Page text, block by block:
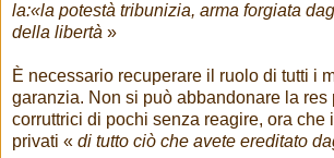
la:«la potestà tribunizia, arma forgiata
della libertà »
È necessario recuperare il ruolo di tutti i
garanzia. Non si può abbandonare la
corruttrici di pochi senza reagire, ora che
privati « di tutto ciò che avete ereditato